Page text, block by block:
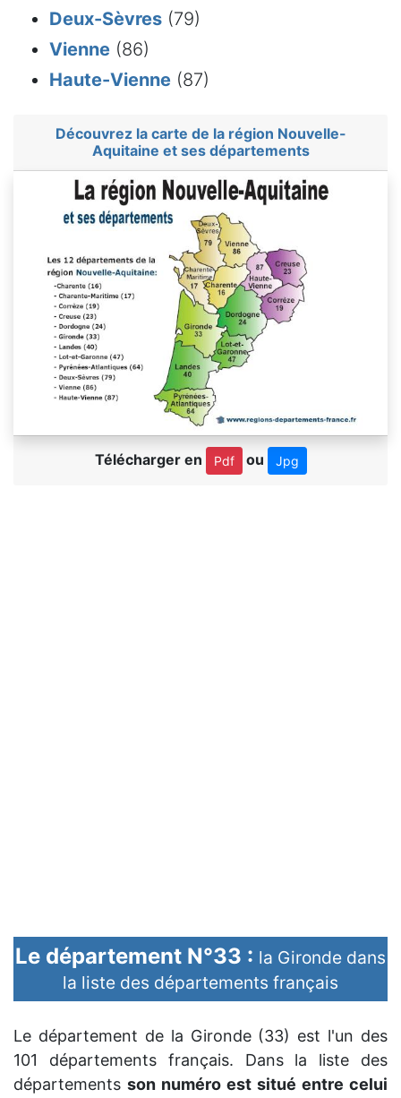
Deux-Sèvres (79)
Vienne (86)
Haute-Vienne (87)
Découvrez la carte de la région Nouvelle-
Aquitaine et ses départements
Télécharger en Pdf ou Jpg
Le département N°33 : la Gironde dans
la liste des départements français
Le département de la Gironde (33) est l'un des
101 départements français. Dans la liste des
départements son numéro est situé entre celui